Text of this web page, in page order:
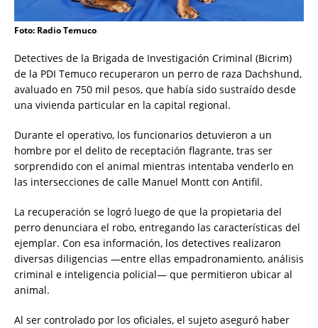
Foto: Radio Temuco
Detectives de la Brigada de Investigación Criminal (Bicrim)
de la PDI Temuco recuperaron un perro de raza Dachshund,
avaluado en 750 mil pesos, que había sido sustraído desde
una vivienda particular en la capital regional.
Durante el operativo, los funcionarios detuvieron a un
hombre por el delito de receptación flagrante, tras ser
sorprendido con el animal mientras intentaba venderlo en
las intersecciones de calle Manuel Montt con Antifil.
La recuperación se logró luego de que la propietaria del
perro denunciara el robo, entregando las características del
ejemplar. Con esa información, los detectives realizaron
diversas diligencias —entre ellas empadronamiento, análisis
criminal e inteligencia policial— que permitieron ubicar al
animal.
Al ser controlado por los oficiales, el sujeto aseguró haber